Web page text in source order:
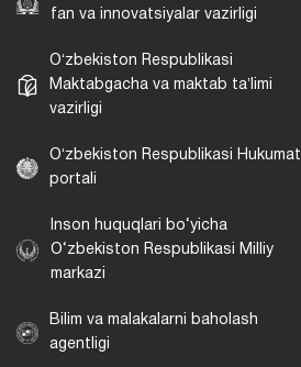
fan va innovatsiyalar vazirligi
Oʻzbekiston Respublikasi
Maktabgacha va maktab taʼlimi
vazirligi
Oʻzbekiston Respublikasi Hukumat
portali
Inson huquqlari bo‘yicha
O‘zbekiston Respublikasi Milliy
markazi
Bilim va malakalarni baholash
agentligi